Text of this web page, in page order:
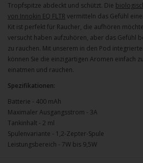
Tropfspitze abdeckt und schützt. Die
von Innokin EQ FLTR vermitteln das Gefühl
Kit ist perfekt für Raucher, die aufhören
versucht haben aufzuhören, aber das Gefühl
zu rauchen. Mit unserem in den Pod
können Sie die einzigartigen Aromen einfach
einatmen und rauchen.
Spezifikationen:
Batterie - 400 mAh
Maximaler Ausgangsstrom - 3A
Tankinhalt - 2 ml
Spulenvariante - 1,2-Zepter-Spule
Leistungsbereich - 7W bis 9,5W